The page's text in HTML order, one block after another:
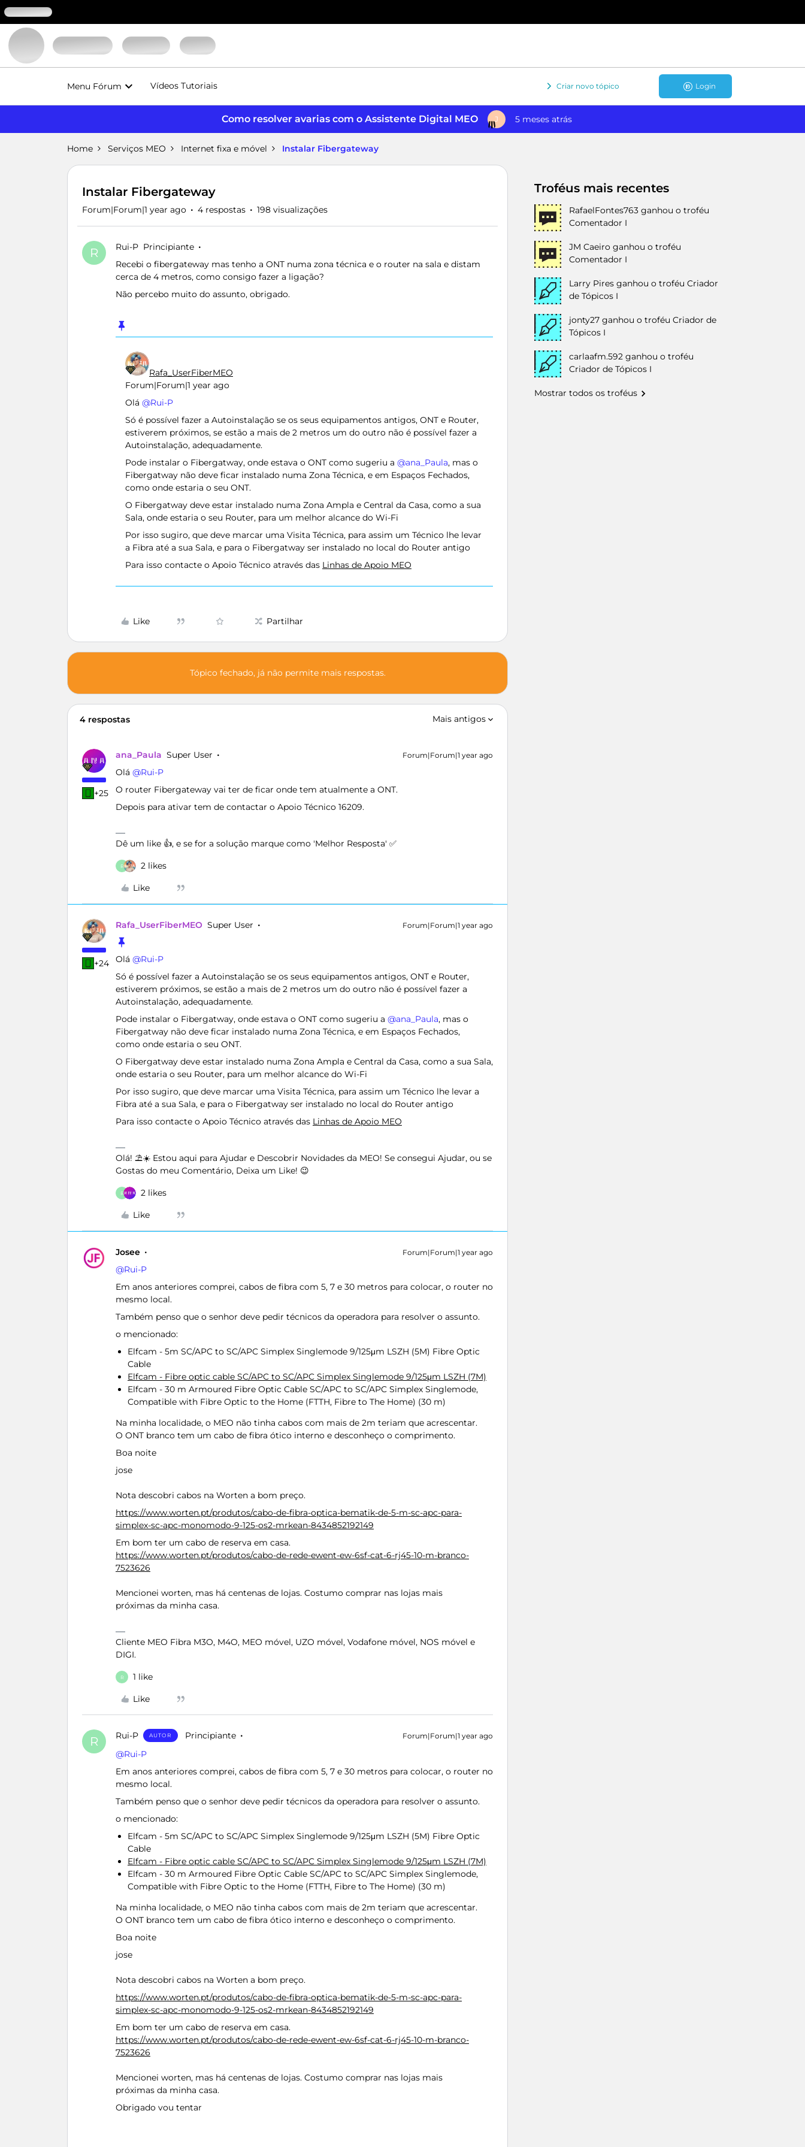
Menu Fórum Vídeos Tutoriais Criar novo tópico Login
Como resolver avarias com o Assistente Digital MEO J 5 meses atrás
Home Serviços MEO Internet fixa e móvel Instalar Fibergateway
Instalar Fibergateway
Forum|Forum|1 year ago 4 respostas 198 visualizações
R Rui-P Principiante
Recebi o fibergateway mas tenho a ONT numa zona técnica e o router na sala e distam
cerca de 4 metros, como consigo fazer a ligação?
Não percebo muito do assunto, obrigado.
Rafa_UserFiberMEO
Forum|Forum|1 year ago
Olá ​ @Rui-P
Só é possível fazer a Autoinstalação se os seus equipamentos antigos, ONT e Router,
estiverem próximos, se estão a mais de 2 metros um do outro não é possível fazer a
Autoinstalação, adequadamente.
Pode instalar o Fibergatway, onde estava o ONT como sugeriu a ​ @ana_Paula, mas o
Fibergatway não deve ficar instalado numa Zona Técnica, e em Espaços Fechados,
como onde estaria o seu ONT.
O Fibergatway deve estar instalado numa Zona Ampla e Central da Casa, como a sua
Sala, onde estaria o seu Router, para um melhor alcance do Wi-Fi
Por isso sugiro, que deve marcar uma Visita Técnica, para assim um Técnico lhe levar
a Fibra até a sua Sala, e para o Fibergatway ser instalado no local do Router antigo
Para isso contacte o Apoio Técnico através das Linhas de Apoio MEO
Like Partilhar
Tópico fechado, já não permite mais respostas.
4 respostas Mais antigos
+25
ana_Paula Super User Forum|Forum|1 year ago
Olá ​ @Rui-P
O router Fibergateway vai ter de ficar onde tem atualmente a ONT.
Depois para ativar tem de contactar o Apoio Técnico 16209.
Dê um like 👍, e se for a solução marque como 'Melhor Resposta' ✅
R 2 likes
Like
+24
Rafa_UserFiberMEO Super User Forum|Forum|1 year ago
Olá ​ @Rui-P
Só é possível fazer a Autoinstalação se os seus equipamentos antigos, ONT e Router,
estiverem próximos, se estão a mais de 2 metros um do outro não é possível fazer a
Autoinstalação, adequadamente.
Pode instalar o Fibergatway, onde estava o ONT como sugeriu a ​ @ana_Paula, mas o
Fibergatway não deve ficar instalado numa Zona Técnica, e em Espaços Fechados,
como onde estaria o seu ONT.
O Fibergatway deve estar instalado numa Zona Ampla e Central da Casa, como a sua Sala,
onde estaria o seu Router, para um melhor alcance do Wi-Fi
Por isso sugiro, que deve marcar uma Visita Técnica, para assim um Técnico lhe levar a
Fibra até a sua Sala, e para o Fibergatway ser instalado no local do Router antigo
Para isso contacte o Apoio Técnico através das Linhas de Apoio MEO
Olá! ⛱️☀️ Estou aqui para Ajudar e Descobrir Novidades da MEO! Se consegui Ajudar, ou se
Gostas do meu Comentário, Deixa um Like! 😉
R 2 likes
Like
Josee Forum|Forum|1 year ago
@Rui-P
Em anos anteriores comprei, cabos de fibra com 5, 7 e 30 metros para colocar, o router no
mesmo local.
Também penso que o senhor deve pedir técnicos da operadora para resolver o assunto.
o mencionado:
Elfcam - 5m SC/APC to SC/APC Simplex Singlemode 9/125μm LSZH (5M) Fibre Optic
Cable
Elfcam - Fibre optic cable SC/APC to SC/APC Simplex Singlemode 9/125μm LSZH (7M)
Elfcam - 30 m Armoured Fibre Optic Cable SC/APC to SC/APC Simplex Singlemode,
Compatible with Fibre Optic to the Home (FTTH, Fibre to The Home) (30 m)
Na minha localidade, o MEO não tinha cabos com mais de 2m teriam que acrescentar.
O ONT branco tem um cabo de fibra ótico interno e desconheço o comprimento.
Boa noite
jose
Nota descobri cabos na Worten a bom preço.
https://www.worten.pt/produtos/cabo-de-fibra-optica-bematik-de-5-m-sc-apc-para-
simplex-sc-apc-monomodo-9-125-os2-mrkean-8434852192149
Em bom ter um cabo de reserva em casa.
https://www.worten.pt/produtos/cabo-de-rede-ewent-ew-6sf-cat-6-rj45-10-m-branco-
7523626
Mencionei worten, mas há centenas de lojas. Costumo comprar nas lojas mais
próximas da minha casa.
Cliente MEO Fibra M3O, M4O, MEO móvel, UZO móvel, Vodafone móvel, NOS móvel e
DIGI.
R 1 like
Like
R Rui-P AUTOR Principiante Forum|Forum|1 year ago
@Rui-P
Em anos anteriores comprei, cabos de fibra com 5, 7 e 30 metros para colocar, o router no
mesmo local.
Também penso que o senhor deve pedir técnicos da operadora para resolver o assunto.
o mencionado:
Elfcam - 5m SC/APC to SC/APC Simplex Singlemode 9/125μm LSZH (5M) Fibre Optic
Cable
Elfcam - Fibre optic cable SC/APC to SC/APC Simplex Singlemode 9/125μm LSZH (7M)
Elfcam - 30 m Armoured Fibre Optic Cable SC/APC to SC/APC Simplex Singlemode,
Compatible with Fibre Optic to the Home (FTTH, Fibre to The Home) (30 m)
Na minha localidade, o MEO não tinha cabos com mais de 2m teriam que acrescentar.
O ONT branco tem um cabo de fibra ótico interno e desconheço o comprimento.
Boa noite
jose
Nota descobri cabos na Worten a bom preço.
https://www.worten.pt/produtos/cabo-de-fibra-optica-bematik-de-5-m-sc-apc-para-
simplex-sc-apc-monomodo-9-125-os2-mrkean-8434852192149
Em bom ter um cabo de reserva em casa.
https://www.worten.pt/produtos/cabo-de-rede-ewent-ew-6sf-cat-6-rj45-10-m-branco-
7523626
Mencionei worten, mas há centenas de lojas. Costumo comprar nas lojas mais
próximas da minha casa.
Obrigado vou tentar
Troféus mais recentes
RafaelFontes763 ganhou o troféu
Comentador I
JM Caeiro ganhou o troféu
Comentador I
Larry Pires ganhou o troféu Criador
de Tópicos I
jonty27 ganhou o troféu Criador de
Tópicos I
carlaafm.592 ganhou o troféu
Criador de Tópicos I
Mostrar todos os troféus